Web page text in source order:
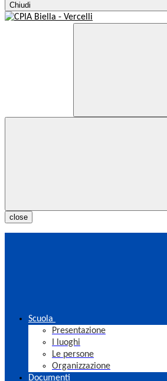
Chiudi
close
Scuola
Presentazione
I luoghi
Le persone
Organizzazione
Documenti